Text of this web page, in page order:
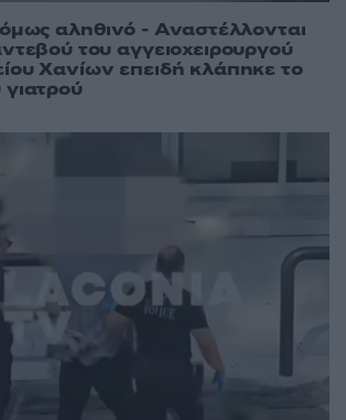
αληθινό - Aναστέλλονται
του αγγειοχειρουργού
Χανίων επειδή κλάπηκε το